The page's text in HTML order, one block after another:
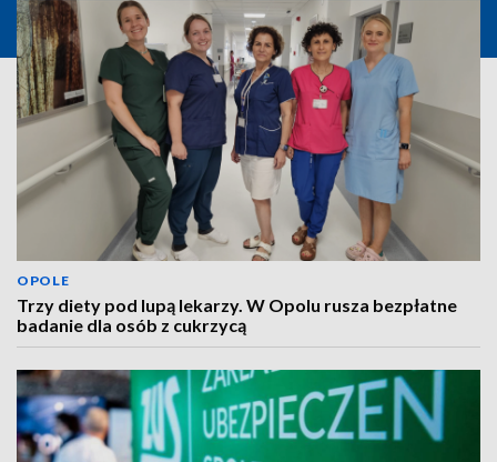
OPOLE
Trzy diety pod lupą lekarzy. W Opolu rusza bezpłatne
badanie dla osób z cukrzycą